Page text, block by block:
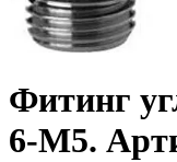
Фитинг
6-M5.